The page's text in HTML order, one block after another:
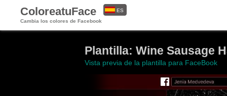
ColoreatuFace
Cambia los colores de Facebook
ES
Plantilla: Wine Sausage
Vista previa de la plantilla para FaceBook